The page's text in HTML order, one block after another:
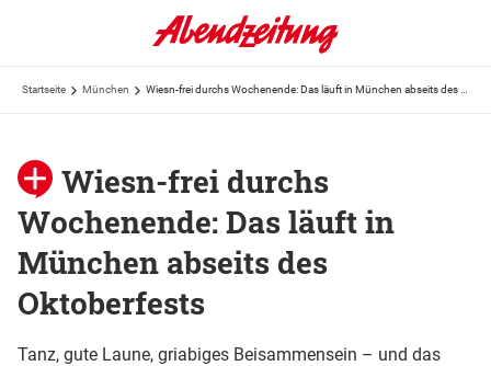
Startseite München
Wiesn-frei durchs
Wochenende: Das läuft in
München abseits des
Oktoberfests
Tanz, gute Laune, griabiges Beisammensein – und das